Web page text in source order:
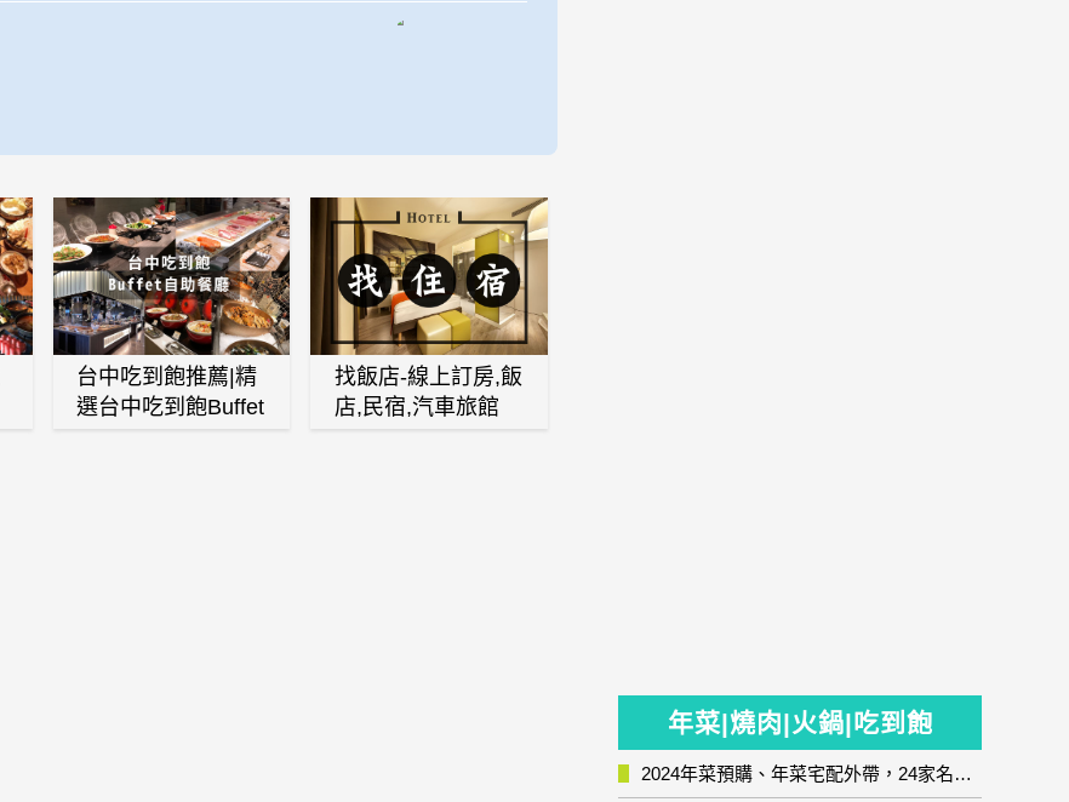
台中吃到飽推薦|精
選台中吃到飽Buffet
找飯店-線上訂房,飯
店,民宿,汽車旅館
年菜|燒肉|火鍋|吃到飽
2024年菜預購、年菜宅配外帶，24家名店年菜推薦整理，圍爐輕鬆上菜團圓趣